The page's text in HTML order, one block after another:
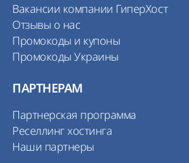
Вакансии компании ГиперХост
Отзывы о нас
Промокоды и купоны
Промокоды Украины
ПАРТНЕРАМ
Партнерская программа
Реселлинг хостинга
Наши партнеры